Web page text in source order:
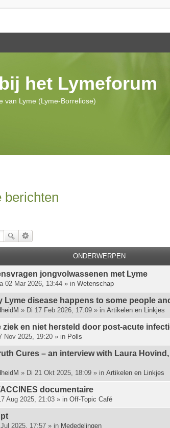
het Lymeforum
van Lyme (Lyme-Borreliose)
berichten
ONDERWERPEN
jongvolwassenen met Lyme
02 Mar 2026, 13:44 » in Wetenschap
Lyme disease happens to some people
» Di 17 Feb 2026, 17:09 » in Artikelen en Linkjes
ziek en niet hersteld door post-acute
Nov 2025, 19:20 » in Polls
Cures – an interview with Laura
» Di 21 Okt 2025, 18:09 » in Artikelen en Linkjes
documentaire
Aug 2025, 21:03 » in Off-Topic Café
2025, 17:57 » in Mededelingen